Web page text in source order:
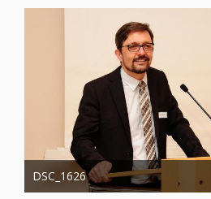
DSC_1626
Administrator
20. August 2019